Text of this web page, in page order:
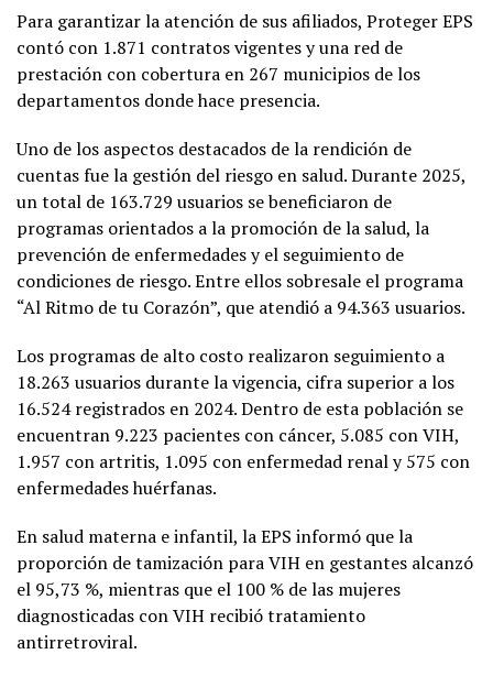
Para garantizar la atención de sus afiliados, Proteger EPS
contó con 1.871 contratos vigentes y una red de
prestación con cobertura en 267 municipios de los
departamentos donde hace presencia.
Uno de los aspectos destacados de la rendición de
cuentas fue la gestión del riesgo en salud. Durante 2025,
un total de 163.729 usuarios se beneficiaron de
programas orientados a la promoción de la salud, la
prevención de enfermedades y el seguimiento de
condiciones de riesgo. Entre ellos sobresale el programa
“Al Ritmo de tu Corazón”, que atendió a 94.363 usuarios.
Los programas de alto costo realizaron seguimiento a
18.263 usuarios durante la vigencia, cifra superior a los
16.524 registrados en 2024. Dentro de esta población se
encuentran 9.223 pacientes con cáncer, 5.085 con VIH,
1.957 con artritis, 1.095 con enfermedad renal y 575 con
enfermedades huérfanas.
En salud materna e infantil, la EPS informó que la
proporción de tamización para VIH en gestantes alcanzó
el 95,73 %, mientras que el 100 % de las mujeres
diagnosticadas con VIH recibió tratamiento
antirretroviral.